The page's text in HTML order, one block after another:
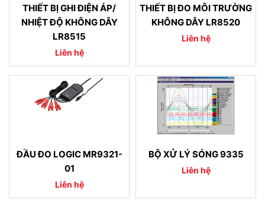
THIẾT BỊ GHI ĐIỆN ÁP/
NHIỆT ĐỘ KHÔNG DÂY
LR8515
Liên hệ
THIẾT BỊ ĐO MÔI TRƯỜNG
KHÔNG DÂY LR8520
Liên hệ
ĐẦU ĐO LOGIC MR9321-
01
Liên hệ
BỘ XỬ LÝ SÓNG 9335
Liên hệ